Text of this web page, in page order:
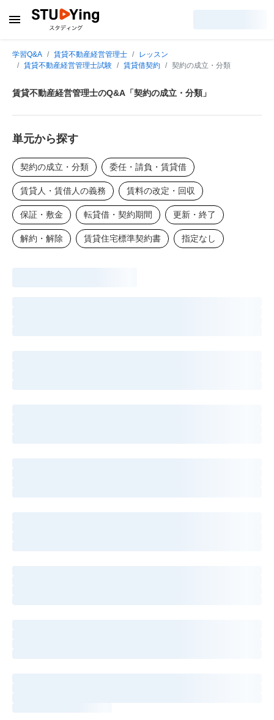
学習Q&A 賃貸不動産経営管理士
レッスン
賃貸不動産経営管理士試験
賃貸借契約 契約の成立・分類
賃貸不動産経営管理士のQ&A「契約の成立・分類」
単元から探す
契約の成立・分類 委任・請負・賃貸借
賃貸人・賃借人の義務 賃料の改定・回収
保証・敷金 転貸借・契約期間 更新・終了
解約・解除 賃貸住宅標準契約書 指定なし